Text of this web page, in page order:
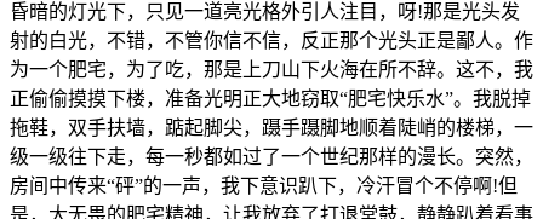
昏暗的灯光下，只见一道亮光格外引人注目，呀!那是光头发
射的白光，不错，不管你信不信，反正那个光头正是鄙人。作
为一个肥宅，为了吃，那是上刀山下火海在所不辞。这不，我
正偷偷摸摸下楼，准备光明正大地窃取“肥宅快乐水”。我脱掉
拖鞋，双手扶墙，踮起脚尖，蹑手蹑脚地顺着陡峭的楼梯，一
级一级往下走，每一秒都如过了一个世纪那样的漫长。突然，
房间中传来“砰”的一声，我下意识趴下，冷汗冒个不停啊!但
是，大无畏的肥宅精神，让我放弃了打退堂鼓，静静趴着看事